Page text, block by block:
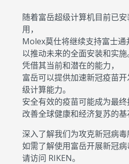
随着富岳超级计算机目前已
用，
Molex莫仕将继续支持富士通
以推动未来的全面安装和实施
凭借其当前和潜在的能力，
富岳可以提供加速新冠疫苗
级计算能力。
安全有效的疫苗可能成为最终
改善全球健康和经济复苏的基
深入了解我们为攻克新冠病毒
如需了解使用富岳开展新冠病
请访问 RIKEN。